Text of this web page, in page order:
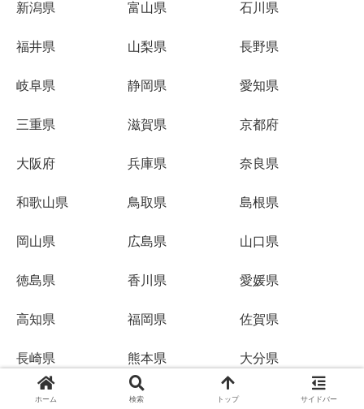
新潟県 富山県 石川県
福井県 山梨県 長野県
岐阜県 静岡県 愛知県
三重県 滋賀県 京都府
大阪府 兵庫県 奈良県
和歌山県 鳥取県 島根県
岡山県 広島県 山口県
徳島県 香川県 愛媛県
高知県 福岡県 佐賀県
長崎県 熊本県 大分県
宮崎県 鹿児島県 沖縄県
ホーム 検索 トップ サイドバー